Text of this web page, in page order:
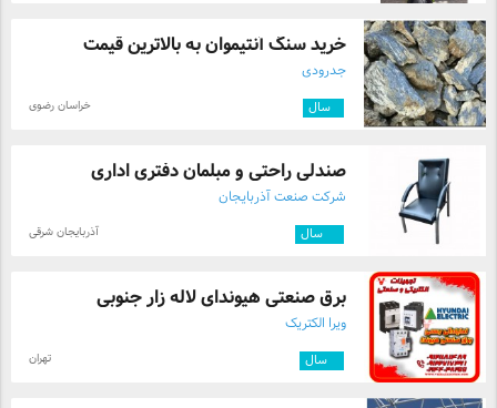
خرید سنگ آنتیموان به بالاترین قیمت
جدرودی
سال خراسان رضوی
صندلی راحتی و مبلمان دفتری اداری
شرکت صنعت آذربایجان
سال آذربایجان شرقی
برق صنعتی هیوندای لاله زار جنوبی
ویرا الکتریک
سال تهران